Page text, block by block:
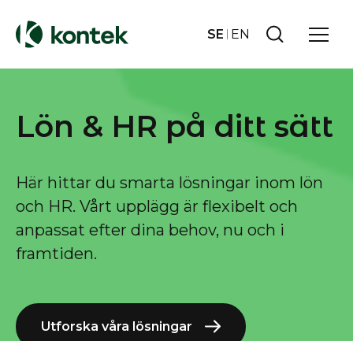
SE EN
Lön & HR på ditt sätt
Här hittar du smarta lösningar inom lön
och HR. Vårt upplägg är flexibelt och
anpassat efter dina behov, nu och i
framtiden.
Utforska våra lösningar